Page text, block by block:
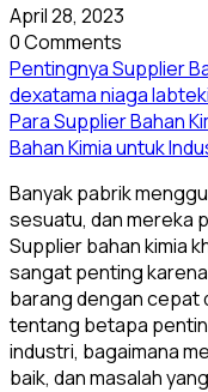
April 28, 2023
0 Comments
Pentingnya Supplier
dexatama niaga
Para Supplier Bahan
Bahan Kimia untuk
Banyak pabrik
sesuatu, dan mereka
Supplier bahan kimia
sangat penting
barang dengan cepat
tentang betapa
industri, bagaimana
baik, dan masalah